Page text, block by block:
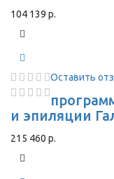
104 139 р.
Оставить
и эпиляции
215 460 р.